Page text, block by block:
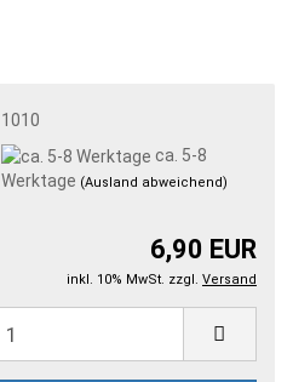
1010
ca. 5-8
Werktage (Ausland abweichend)
6,90 EUR
inkl. 10% MwSt. zzgl. Versand